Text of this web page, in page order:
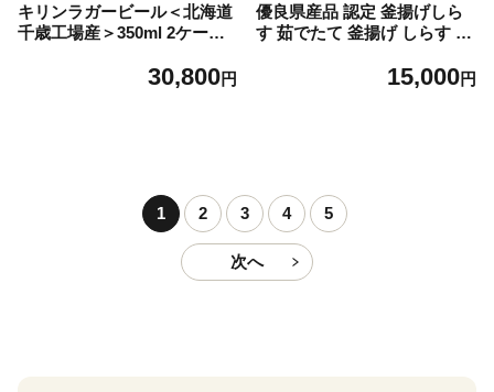
キリンラガービール＜北海道
千歳工場産＞350ml 2ケース
30,800円
優良県産品 認定 釜揚げしら
す 茹でたて 釜揚げ しらす 無
国産 海の幸 海鮮 魚介 紀州湯
15,000円
1 2 3 4 5
次へ